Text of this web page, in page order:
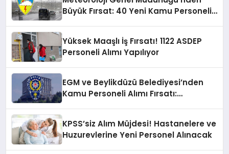
Büyük Fırsat: 40 Yeni Kamu Personeli
Yüksek Maaşlı İş Fırsatı! 1122 ASDEP
Personeli Alımı Yapılıyor
EGM ve Beylikdüzü Belediyesi’nden
Kamu Personeli Alımı Fırsatı:
KPSS’siz Alım Müjdesi! Hastanelere ve
Huzurevlerine Yeni Personel Alınacak